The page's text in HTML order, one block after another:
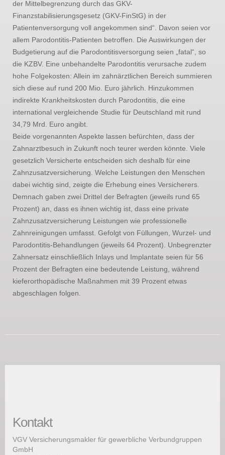
der Mittelbegrenzung durch das GKV-
Finanzstabilisierungsgesetz (GKV-FinStG) in der
Patientenversorgung voll angekommen sind“. Davon seien vor
allem Parodontitis-Patienten betroffen. Die Auswirkungen der
Budgetierung auf die Parodontitisversorgung seien „fatal“, so
die KZBV. Eine unbehandelte Parodontitis verursache zudem
hohe Folgekosten: Allein im zahnärztlichen Bereich summieren
sich diese auf rund 200 Mio. Euro jährlich. Hinzukommen
indirekte Krankheitskosten durch Parodontitis, die eine
international vergleichende Studie für Deutschland mit rund
34,79 Mrd. Euro angibt.
Beide vorgenannten Aspekte lassen befürchten, dass der
Zahnarztbesuch in Zukunft noch teurer werden könnte. Viele
gesetzlich Versicherte entscheiden sich deshalb für eine
Zahnzusatzversicherung. Welche Leistungen den Menschen
dabei wichtig sind, zeigte die Erhebung eines Versicherers.
Demnach gaben zwei Drittel der Befragten (jeweils rund 65
Prozent) an, dass es ihnen wichtig ist, dass eine private
Zahnzusatzversicherung Leistungen wie professionelle
Zahnreinigungen umfasst. Gefolgt von Füllungen, Wurzel- und
Parodontitis-Behandlungen (jeweils 64 Prozent). Unbegrenzter
Zahnersatz einschließlich Inlays und Implantate seien für 56
Prozent der Befragten eine bedeutende Leistung, während
kieferorthopädische Maßnahmen mit 39 Prozent etwas
abgeschlagen folgen.
Kontakt
VGV Versicherungsmakler für gewerbliche Verbundgruppen
GmbH